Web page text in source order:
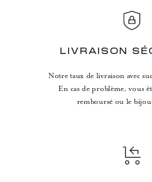
LIVRAISON
Notre taux de livraison avec
En cas de problème, vous
remboursé ou le